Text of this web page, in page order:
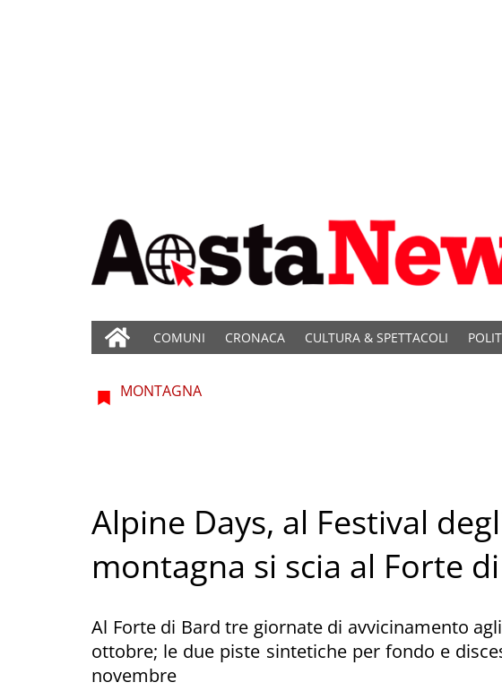
COMUNI CRONACA CULTURA & SPETTACOLI
MONTAGNA
Alpine Days, al Festival
montagna si scia al Forte
Al Forte di Bard tre giornate di avvicinamento
ottobre; le due piste sintetiche per fondo e
novembre